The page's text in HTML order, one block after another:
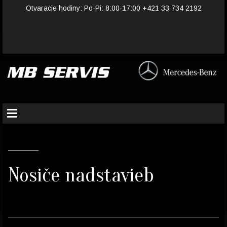
Otvaracie hodiny: Po-Pi: 8:00-17:00 +421 33 734 2192
Nosiče nadstavieb